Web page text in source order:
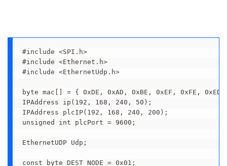
#include <SPI.h>
#include <Ethernet.h>
#include <EthernetUdp.h>
byte mac[] = { 0xDE, 0xAD, 0xBE, 0xEF, 0xFE, 0xED
IPAddress ip(192, 168, 240, 50);
IPAddress plcIP(192, 168, 240, 200);
unsigned int plcPort = 9600;
EthernetUDP Udp;
const byte DEST_NODE = 0x01;